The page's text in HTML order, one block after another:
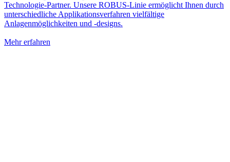
Technologie-Partner. Unsere ROBUS-Linie ermöglicht Ihnen durch
unterschiedliche Applikationsverfahren vielfältige
Anlagenmöglichkeiten und -designs.
Mehr erfahren